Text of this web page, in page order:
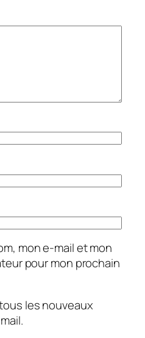
mon e-mail et mon
pour mon prochain
les nouveaux